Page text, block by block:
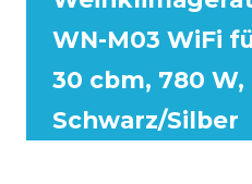
WN-M03 WiFi
30 cbm, 780 W,
Schwarz/Silber